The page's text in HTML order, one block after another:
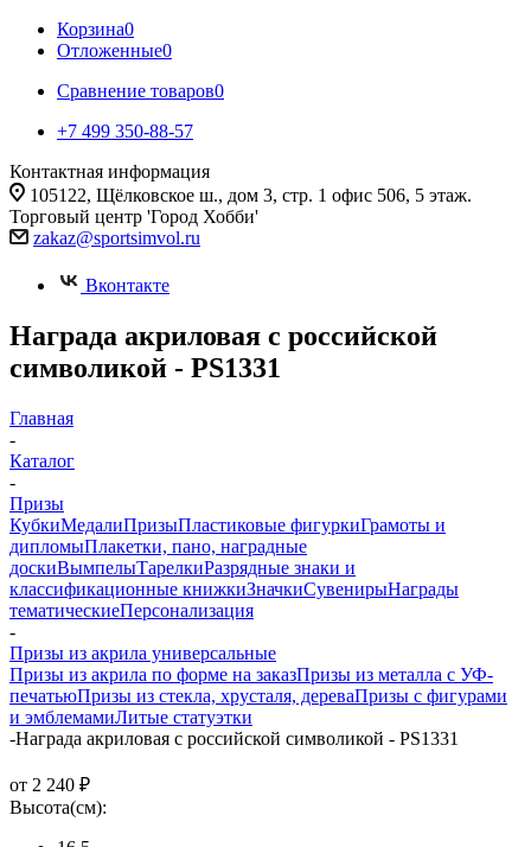
Корзина0
Отложенные0
Сравнение товаров0
+7 499 350-88-57
Контактная информация
105122, Щёлковское ш., дом 3, стр. 1 офис 506, 5 этаж.
Торговый центр 'Город Хобби'
zakaz@sportsimvol.ru
Вконтакте
Награда акриловая с российской
символикой - PS1331
Главная
-
Каталог
-
Призы
КубкиМедалиПризыПластиковые фигуркиГрамоты и
дипломыПлакетки, пано, наградные
доскиВымпелыТарелкиРазрядные знаки и
классификационные книжкиЗначкиСувенирыНаграды
тематическиеПерсонализация
-
Призы из акрила универсальные
Призы из акрила по форме на заказПризы из металла с УФ-
печатьюПризы из стекла, хрусталя, дереваПризы с фигурами
и эмблемамиЛитые статуэтки
-Награда акриловая с российской символикой - PS1331
от 2 240 ₽
Высота(см):